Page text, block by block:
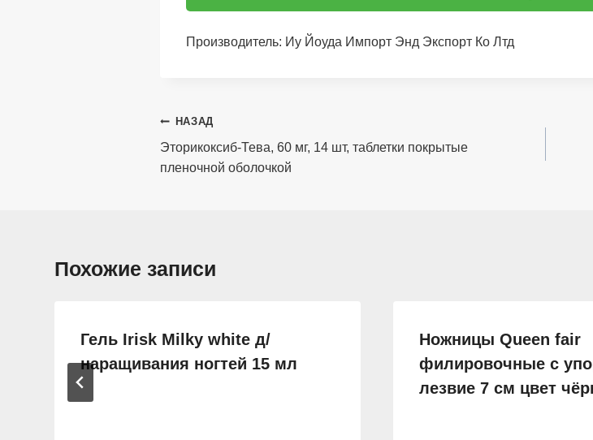
Производитель: Иу Йоуда Импорт Энд Экспорт Ко Лтд
Навигация
по
записям
НАЗАД
Эторикоксиб-Тева, 60 мг, 14 шт, таблетки покрытые
пленочной оболочкой
Похожие записи
Гель Irisk Milky white д/
наращивания ногтей 15 мл
Ножницы Queen fair
филировочные с
лезвие 7 см цвет